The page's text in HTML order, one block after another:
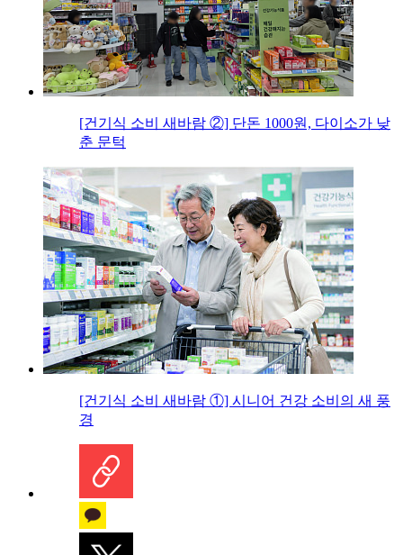
[건기식 소비 새바람 ②] 단돈 1000원, 다이소가 낮
춘 문턱
[건기식 소비 새바람 ①] 시니어 건강 소비의 새 풍
경